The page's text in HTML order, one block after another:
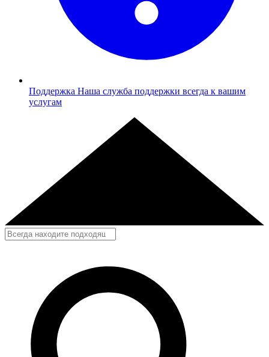
Поддержка Наша служба поддержки всегда к вашим
услугам